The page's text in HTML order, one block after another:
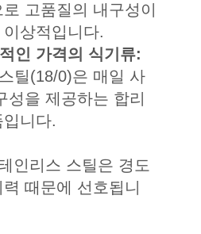
고품질의 내구성이
상적입니다.
인 가격의 식기류:
틸(18/0)은 매일 사
성을 제공하는 합리
니다.
인리스 스틸은 경도
때문에 선호됩니